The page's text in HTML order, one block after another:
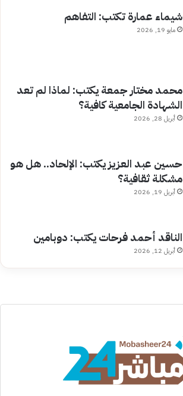
شيماء عمارة تكتب: التفاهم
مايو 19, 2026
محمد مختار جمعة يكتب: لماذا لم تعد
الشهادة الجامعية كافية؟
أبريل 28, 2026
حسين عبد العزيز يكتب: الإلحاد.. هل هو
مشكلة ثقافية؟
أبريل 19, 2026
الناقد أحمد فرحات يكتب: دوبامين
أبريل 12, 2026